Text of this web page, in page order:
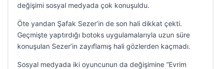
değişimi sosyal medyada çok konuşuldu.
Öte yandan Şafak Sezer’in de son hali dikkat çekti.
Geçmişte yaptırdığı botoks uygulamalarıyla uzun süre
konuşulan Sezer’in zayıflamış hali gözlerden kaçmadı.
Sosyal medyada iki oyuncunun da değişimine “Evrim